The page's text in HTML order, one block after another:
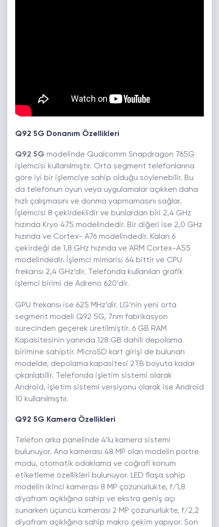
Q92 5G Donanım Özellikleri
Q92 5G modelinde Qualcomm Snapdragon 765G
işlemcisi kullanılmıştır. Orta segment telefonlarına
göre iyi bir işlemciye sahip olduğu söylenebilir. Bu
da telefonun oyun veya uygulamalar açıkken daha
hızlı çalışmasını ve donma yapmamasını sağlar.
İşlemcisi 8 çekirdeklidir ve bunlardan biri 2,4 GHz
hızında Kryo 475 modelindedir. Bir diğeri ise 2,0 GHz
hızında ve Cortex- A76 modelindedir. Kalan 6
çekirdeği de 1,8 GHz hızında ve ARM Cortex-A55
modelindedir. İşlemci mimarisi 64 bittir ve CPU
frekansı 2,4 GHz’dir. Telefonda kullanılan grafik
işlemci birimi de Adreno 620’dir.
GPU frekansı ise 625 MHz’dir. LG’nin yeni orta
segment modeli Q92 5G, 7nm fabrikasyon
sürecinden geçerek üretilmiştir. 6 GB RAM
Kapasitesinin yanında 128 GB dahili depolama
birimine sahiptir. MicroSD kart girişi de bulunan
modelde, depolama kapasitesi 2TB boyuta kadar
çıkarılabilir. Telefonda işletim sistemi olarak
Android, işletim sistemi versiyonu olarak ise Android
10 kullanılmıştır.
Q92 5G Kamera Özellikleri
Telefon arka panelinde 4’lü kamera sistemi
bulunuyor. Ana kamerası 48 MP olan modelin portre
modu, otomatik odaklama ve coğrafi konum
etiketleme özellikleri bulunuyor. LED flaşa sahip
modelin ikinci kamerası 8 MP çözünürlükte, f/1,8
diyafram açıklığına sahip ve ekstra geniş açı
sunarken üçüncü kamerası 2 MP çözünürlükte, f/2,2
diyafram açıklığına sahip makro çekim yapıyor. Son